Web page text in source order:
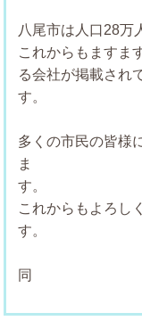
八尾市は人口28万
これからもますま
る会社が掲載され
多くの市民の皆様
ま
これからもよろし
従